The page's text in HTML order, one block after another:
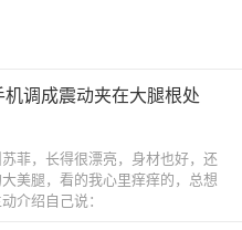
调成震动夹在大腿根处
菲，长得很漂亮，身材也好，还
美腿，看的我心里痒痒的，总想
介绍自己说：